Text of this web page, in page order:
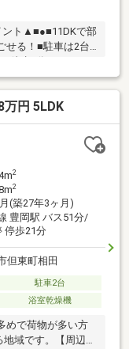
ント▲■●■11DKで部
せる！■駐車は2台
レッシュ但東店：
350ｍ）但馬信用金
受け付けておりま
万円 5LDK
2
2
(築27年3ヶ月)
豊岡駅 バス51分/
停歩21分
但東町相田
駐車2台
浴室乾燥機
めで荷物が多い方
域です。【周辺環